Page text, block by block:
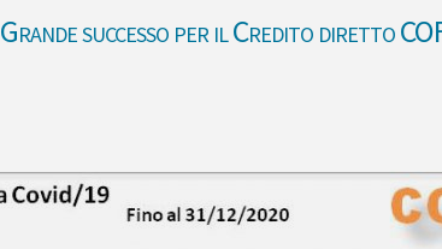
Grande successo per il Credito diretto